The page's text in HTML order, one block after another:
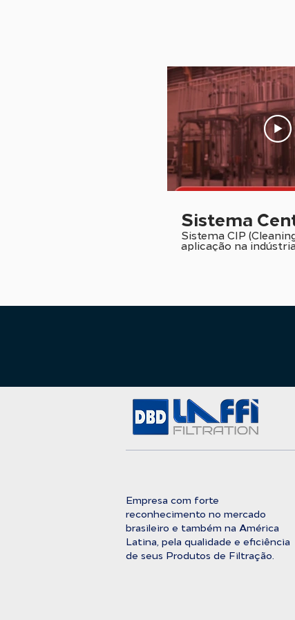
Sistema
Sistema CIP
aplicação na
Empresa com forte
reconhecimento no mercado
brasileiro e também na América
Latina, pela qualidade e eficiência
de seus Produtos de Filtração.